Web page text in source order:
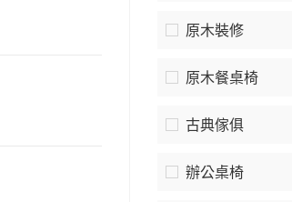
原木裝修
原木餐桌椅
古典傢俱
辦公桌椅